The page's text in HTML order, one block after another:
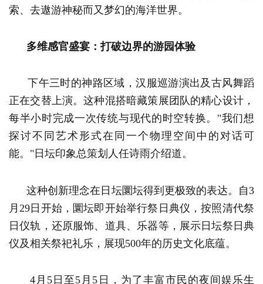
索、去遨游神秘而又梦幻的海洋世界。
多维感官盛宴：打破边界的游园体验
下午三时的神路区域，汉服巡游演出及古风舞蹈
正在交替上演。这种混搭暗藏策展团队的精心设计，
每半小时完成一次传统与现代的时空转换。"我们想
探讨不同艺术形式在同一个物理空间中的对话可
能。"日坛印象总策划人任诗雨介绍道。
这种创新理念在日坛圜坛得到更极致的表达。自3
月29日开始，圜坛即开始举行祭日典仪，按照清代祭
日仪轨，还原服饰、道具、乐器等，展示日坛祭日典
仪及相关祭祀礼乐，展现500年的历史文化底蕴。
4月5日至5月5日，为了丰富市民的夜间娱乐生